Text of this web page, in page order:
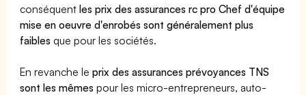
conséquentles prix des assurances rc pro Chef d'équipe
mise en oeuvre d'enrobés sont généralement plus
faibles que pour les sociétés.
En revanche leprix des assurances prévoyances TNS
sont les mêmes pour les micro-entrepreneurs, auto-